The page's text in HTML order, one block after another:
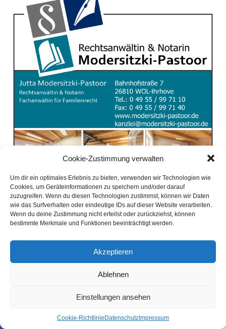
Cookie-Zustimmung verwalten
Um dir ein optimales Erlebnis zu bieten, verwenden wir Technologien wie
Cookies, um Geräteinformationen zu speichern und/oder darauf
zuzugreifen. Wenn du diesen Technologien zustimmst, können wir Daten
wie das Surfverhalten oder eindeutige IDs auf dieser Website verarbeiten.
Wenn du deine Zustimmung nicht erteilst oder zurückziehst, können
bestimmte Merkmale und Funktionen beeinträchtigt werden.
Akzeptieren
Ablehnen
Einstellungen ansehen
Coo­kie-Richt­li­nie Daten­schutz Impres­sum
SHARE TWEET